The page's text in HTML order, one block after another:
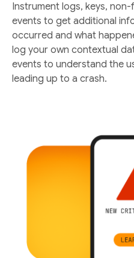
Instrument logs, keys,
events to get additional
occurred and what
log your own contextual
events to understand the
leading up to a crash.